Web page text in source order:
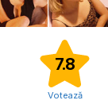
7.8
Votează